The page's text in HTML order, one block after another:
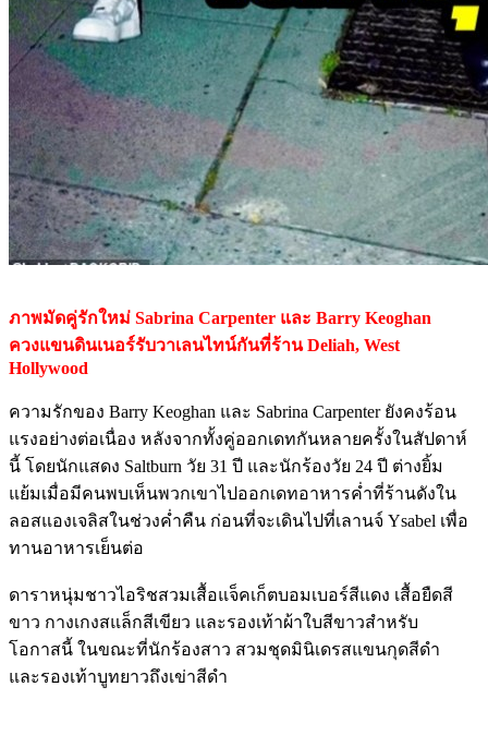
ภาพมัดคู่รักใหม่ Sabrina Carpenter และ Barry Keoghan
ควงแขนดินเนอร์รับวาเลนไทน์กันที่ร้าน Deliah, West
Hollywood
ความรักของ Barry Keoghan และ Sabrina Carpenter ยังคงร้อน
แรงอย่างต่อเนื่อง หลังจากทั้งคู่ออกเดทกันหลายครั้งในสัปดาห์
นี้ โดยนักแสดง Saltburn วัย 31 ปี และนักร้องวัย 24 ปี ต่างยิ้ม
แย้มเมื่อมีคนพบเห็นพวกเขาไปออกเดทอาหารค่ำที่ร้านดังใน
ลอสแองเจลิสในช่วงค่ำคืน ก่อนที่จะเดินไปที่เลานจ์ Ysabel เพื่อ
ทานอาหารเย็นต่อ
ดาราหนุ่มชาวไอริชสวมเสื้อแจ็คเก็ตบอมเบอร์สีแดง เสื้อยืดสี
ขาว กางเกงสแล็กสีเขียว และรองเท้าผ้าใบสีขาวสำหรับ
โอกาสนี้ ในขณะที่นักร้องสาว สวมชุดมินิเดรสแขนกุดสีดำ
และรองเท้าบูทยาวถึงเข่าสีดำ